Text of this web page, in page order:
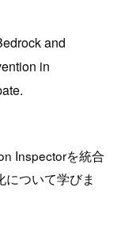
and
in
Inspectorを統合
ついて学びま